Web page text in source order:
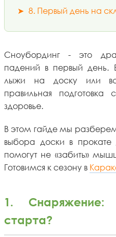
➤ 8. Первый день на
Сноубординг - это
падений в первый день.
лыжи на доску или
правильная
здоровье.
В этом гайде мы разберем
выбора доски в
помогут не «забить»
Готовимся к сезону в
1.
старта?